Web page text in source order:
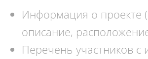
Информация о проекте
описание,
Перечень участников с